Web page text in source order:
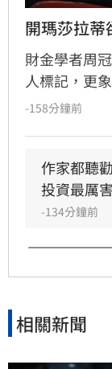
開瑪莎拉蒂
財金學者周
人標記，更
他透過學術
心不在於預
長。為推廣
日舉辦「不
男解析行為
在市場震盪
資人報名參
-158分鐘前
作家都聽
投資最厲
-134分鐘前
相關新聞